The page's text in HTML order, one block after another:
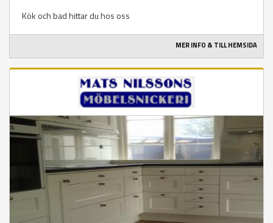
Kök och bad hittar du hos oss
MER INFO & TILL HEMSIDA